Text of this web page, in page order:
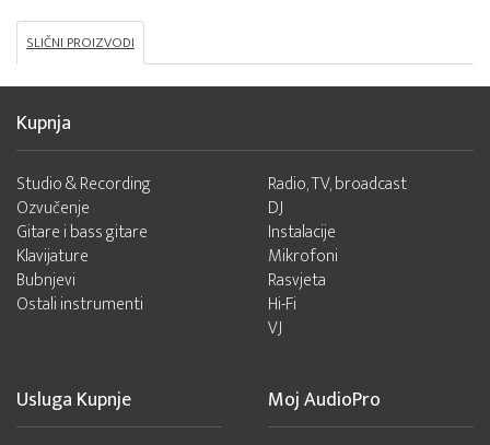
SLIČNI PROIZVODI
Kupnja
Studio & Recording
Ozvučenje
Gitare i bass gitare
Klavijature
Bubnjevi
Ostali instrumenti
Radio, TV, broadcast
DJ
Instalacije
Mikrofoni
Rasvjeta
Hi-Fi
VJ
Usluga Kupnje Moj AudioPro